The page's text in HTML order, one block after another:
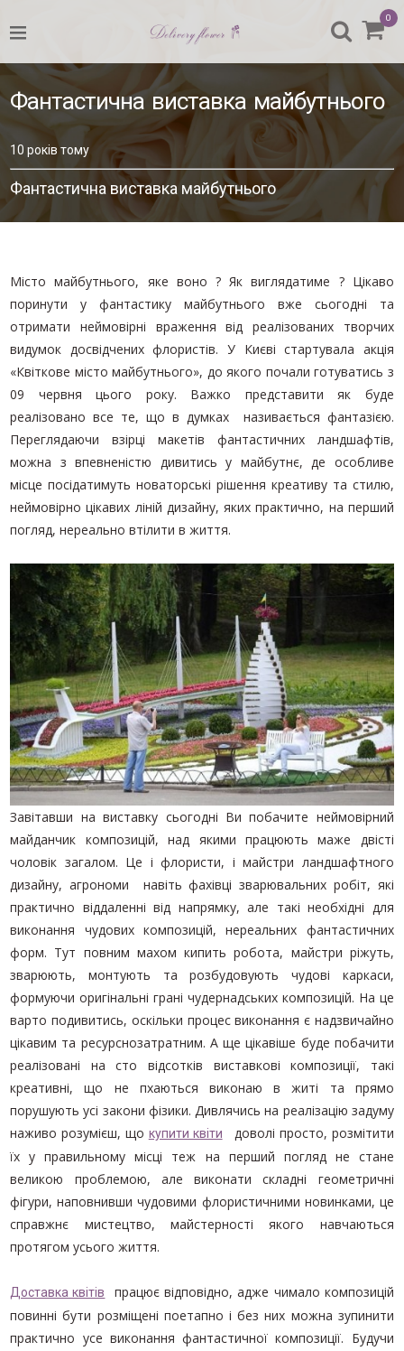
УСІ БУКЕТИ
ДО ДНЯ МАТЕРІ
8 БЕРЕЗНЯ
ДЕНЬ ВАЛЕНТИНА
БУКЕТ ДЛЯ ВЧИТЕЛЯ
БУКЕТ ВІД ФЛОРИСТА
БУКЕТИ ДІЛОВОГО СТИЛЮ
БУКЕТИ ДЛЯ УРОЧИСТИХ
БУКЕТИ ПОЗИТИВНИХ
ЕМОЦІЙ
БУКЕТИ ПОПЕРЕДНЬОГО
ЗАМОВЛЕННЯ
КВІТИ ДЛЯ КОХАНОЇ
ВІТАЛЬНІ БУКЕТИ
ДОДАТКИ ДО БУКЕТІВ
ЗИМОВІ БУКЕТИ
0
Фантастична виставка майбутнього
10 років тому
Фантастична виставка майбутнього
категорії
/
Фантастична
виставка
Місто майбутнього, яке воно ? Як виглядатиме ? Цікаво
поринути у фантастику майбутнього вже сьогодні та
отримати неймовірні враження від реалізованих творчих
видумок досвідчених флористів. У Києві стартувала акція
«Квіткове місто майбутнього», до якого почали готуватись з
09 червня цього року. Важко представити як буде
реалізовано все те, що в думках називається фантазією.
Переглядаючи взірці макетів фантастичних ландшафтів,
можна з впевненістю дивитись у майбутнє, де особливе
місце посідатимуть новаторські рішення креативу та стилю,
неймовірно цікавих ліній дизайну, яких практично, на перший
погляд, нереально втілити в життя.
Завітавши на виставку сьогодні Ви побачите неймовірний
майданчик композицій, над якими працюють маже двісті
чоловік загалом. Це і флористи, і майстри ландшафтного
дизайну, агрономи навіть фахівці зварювальних робіт, які
практично віддаленні від напрямку, але такі необхідні для
виконання чудових композицій, нереальних фантастичних
форм. Тут повним махом кипить робота, майстри ріжуть,
зварюють, монтують та розбудовують чудові каркаси,
формуючи оригінальні грані чудернадських композицій. На це
варто подивитись, оскільки процес виконання є надзвичайно
цікавим та ресурснозатратним. А ще цікавіше буде побачити
реалізовані на сто відсотків виставкові композиції, такі
креативні, що не пхаються виконаю в житі та прямо
порушують усі закони фізики. Дивлячись на реалізацію задуму
наживо розумієш, що купити квіти
доволі просто, розмітити
їх у правильному місці теж на перший погляд не стане
великою проблемою, але виконати складні геометричні
фігури, наповнивши чудовими флористичними новинками, це
справжнє мистецтво, майстерності якого навчаються
протягом усього життя.
Доставка квітів
працює відповідно, адже чимало композицій
повинні бути розміщені поетапно і без них можна зупинити
практично усе виконання фантастичної композиції. Будучи